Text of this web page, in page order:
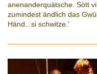
anenanderquätsche. Sött
zumindest ändlich das
Händ.. si schwitze.‘